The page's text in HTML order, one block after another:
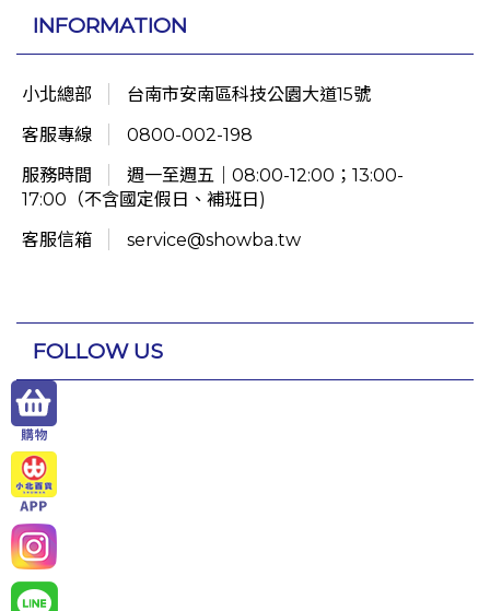
INFORMATION
小北總部
台南市安南區科技公園大道15號
客服專線
0800-002-198
服務時間
週一至週五｜08:00-12:00；13:00-
17:00（不含國定假日、補班日)
客服信箱
service@showba.tw
FOLLOW US